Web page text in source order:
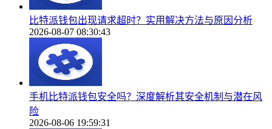
比特派钱包出现请求超时？实用解决方法与原因分析
2026-08-07 08:30:43
手机比特派钱包安全吗？深度解析其安全机制与潜在风
险
2026-08-06 19:59:31